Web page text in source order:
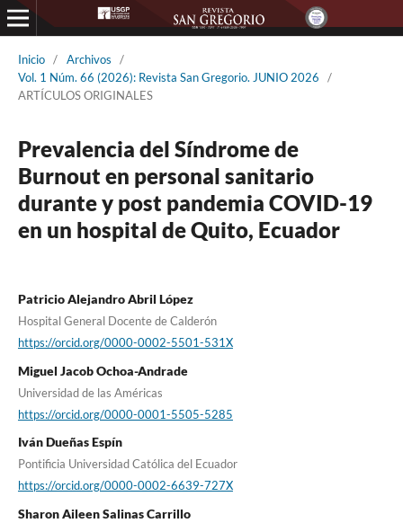
Inicio / Archivos
/
Vol. 1 Núm. 66 (2026): Revista San Gregorio. JUNIO 2026
/
ARTÍCULOS ORIGINALES
Prevalencia del Síndrome de
Burnout en personal sanitario
durante y post pandemia COVID-19
en un hospital de Quito, Ecuador
Patricio Alejandro Abril López
Hospital General Docente de Calderón
https://orcid.org/0000-0002-5501-531X
Miguel Jacob Ochoa-Andrade
Universidad de las Américas
https://orcid.org/0000-0001-5505-5285
Iván Dueñas Espín
Pontificia Universidad Católica del Ecuador
https://orcid.org/0000-0002-6639-727X
Sharon Aileen Salinas Carrillo